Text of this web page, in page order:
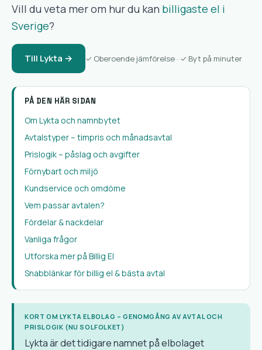
Vill du veta mer om hur du kan billigaste el i
Sverige?
Till Lykta → ✓ Oberoende jämförelse · ✓ Byt på minuter
PÅ DEN HÄR SIDAN
Om Lykta och namnbytet
Avtalstyper – timpris och månadsavtal
Prislogik – påslag och avgifter
Förnybart och miljö
Kundservice och omdöme
Vem passar avtalen?
Fördelar & nackdelar
Vanliga frågor
Utforska mer på Billig El
Snabblänkar för billig el & bästa avtal
KORT OM LYKTA ELBOLAG – GENOMGÅNG AV AVTAL OCH
PRISLOGIK (NU SOLFOLKET)
Lykta är det tidigare namnet på elbolaget